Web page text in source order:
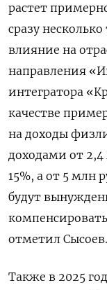
растет
сразу
влияние на
направления
интегратора
качестве
на доходы
доходами от 2,4
15%, а от 5 млн
будут
отметил Сысоев.
Также в 2025